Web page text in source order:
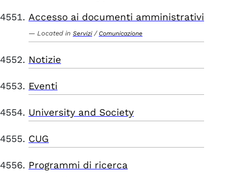
Accesso ai documenti amministrativi
Located in Servizi / Comunicazione
Notizie
Eventi
University and Society
CUG
Programmi di ricerca